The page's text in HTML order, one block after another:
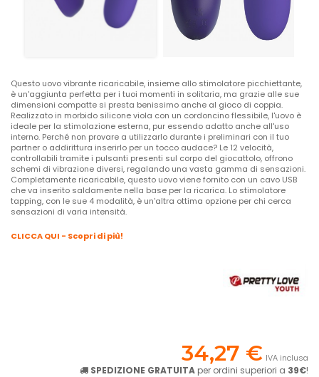
Questo uovo vibrante ricaricabile, insieme allo stimolatore picchiettante,
è un'aggiunta perfetta per i tuoi momenti in solitaria, ma grazie alle sue
dimensioni compatte si presta benissimo anche al gioco di coppia.
Realizzato in morbido silicone viola con un cordoncino flessibile, l'uovo è
ideale per la stimolazione esterna, pur essendo adatto anche all'uso
interno. Perché non provare a utilizzarlo durante i preliminari con il tuo
partner o addirittura inserirlo per un tocco audace? Le 12 velocità,
controllabili tramite i pulsanti presenti sul corpo del giocattolo, offrono
schemi di vibrazione diversi, regalando una vasta gamma di sensazioni.
Completamente ricaricabile, questo uovo viene fornito con un cavo USB
che va inserito saldamente nella base per la ricarica. Lo stimolatore
tapping, con le sue 4 modalità, è un'altra ottima opzione per chi cerca
sensazioni di varia intensità.
CLICCA QUI - Scopri di più!
34,27 € IVA inclusa
SPEDIZIONE GRATUITA per ordini superiori a 39€!